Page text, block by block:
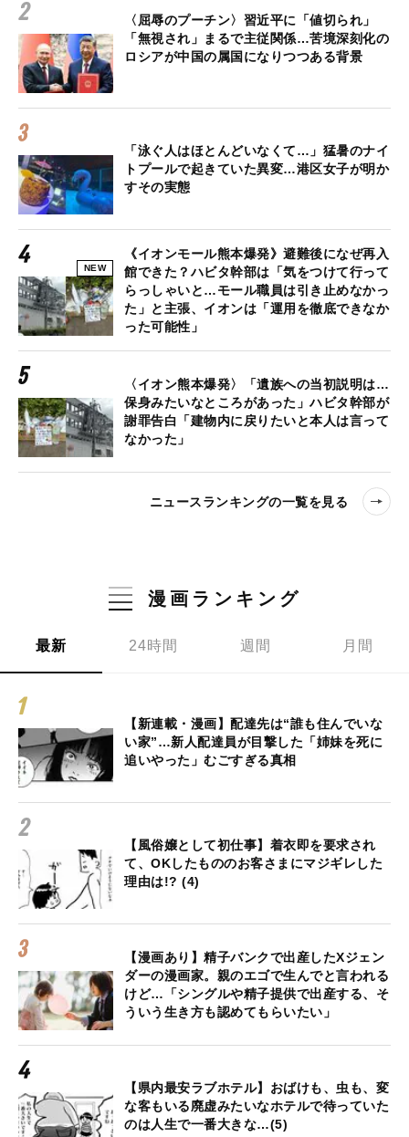
〈屈辱のプーチン〉習近平に「値切られ」
「無視され」まるで主従関係…苦境深刻化の
ロシアが中国の属国になりつつある背景
「泳ぐ人はほとんどいなくて…」猛暑のナイ
トプールで起きていた異変…港区女子が明か
すその実態
NEW
《イオンモール熊本爆発》避難後になぜ再入
館できた？ハビタ幹部は「気をつけて行って
らっしゃいと…モール職員は引き止めなかっ
た」と主張、イオンは「運用を徹底できなか
った可能性」
〈イオン熊本爆発〉「遺族への当初説明は…
保身みたいなところがあった」ハビタ幹部が
謝罪告白「建物内に戻りたいと本人は言って
なかった」
ニュースランキングの一覧を見る
漫画ランキング
最新 24時間 週間 月間
【新連載・漫画】配達先は“誰も住んでいな
い家”…新人配達員が目撃した「姉妹を死に
追いやった」むごすぎる真相
【風俗嬢として初仕事】着衣即を要求され
て、OKしたもののお客さまにマジギレした
理由は!? (4)
【漫画あり】精子バンクで出産したXジェン
ダーの漫画家。親のエゴで生んでと言われる
けど…「シングルや精子提供で出産する、そ
ういう生き方も認めてもらいたい」
【県内最安ラブホテル】おばけも、虫も、変
な客もいる廃虚みたいなホテルで待っていた
のは人生で一番大きな…(5)